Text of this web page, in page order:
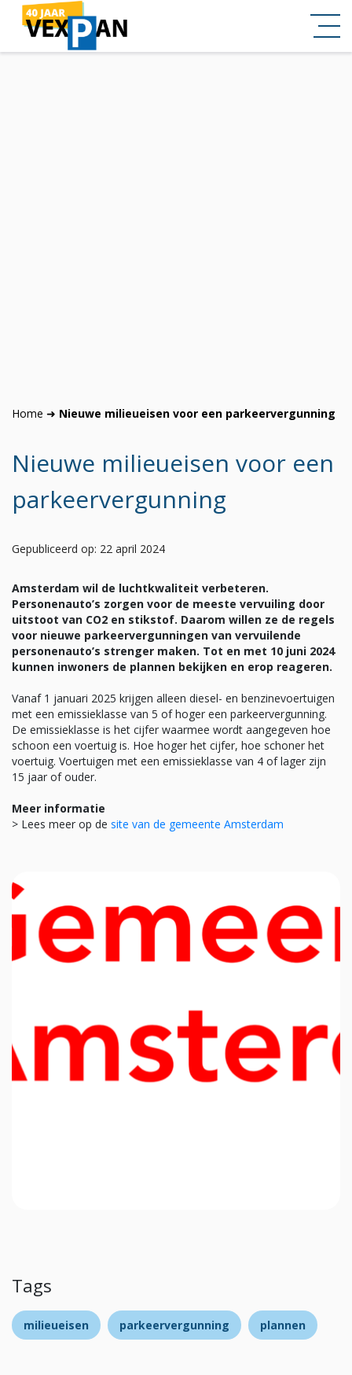
Home ➜ Nieuwe milieueisen voor een parkeervergunning
Nieuwe milieueisen voor een
parkeervergunning
Gepubliceerd op: 22 april 2024
Amsterdam wil de luchtkwaliteit verbeteren.
Personenauto’s zorgen voor de meeste vervuiling door
uitstoot van CO2 en stikstof. Daarom willen ze de regels
voor nieuwe parkeervergunningen van vervuilende
personenauto’s strenger maken. Tot en met 10 juni 2024
kunnen inwoners de plannen bekijken en erop reageren.
Vanaf 1 januari 2025 krijgen alleen diesel- en benzinevoertuigen
met een emissieklasse van 5 of hoger een parkeervergunning.
De emissieklasse is het cijfer waarmee wordt aangegeven hoe
schoon een voertuig is. Hoe hoger het cijfer, hoe schoner het
voertuig. Voertuigen met een emissieklasse van 4 of lager zijn
15 jaar of ouder.
Meer informatie
> Lees meer op de site van de gemeente Amsterdam
Tags
milieueisen parkeervergunning plannen